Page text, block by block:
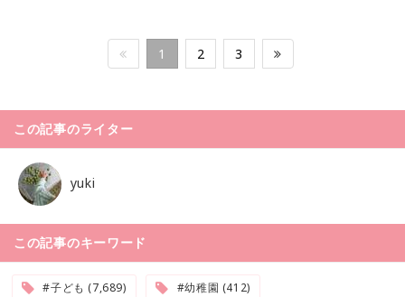
1 2 3
この記事のライター
yuki
この記事のキーワード
#子ども (7,689) #幼稚園 (412)